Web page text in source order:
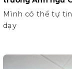
Mình có thể tự
dạy